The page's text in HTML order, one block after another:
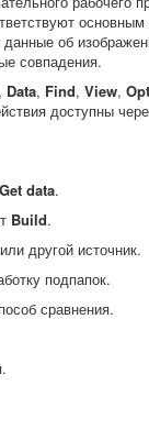
об
совпадения.
, Data, Find, View,
доступны
Get data.
Build.
другой источник.
подпапок.
сравнения.